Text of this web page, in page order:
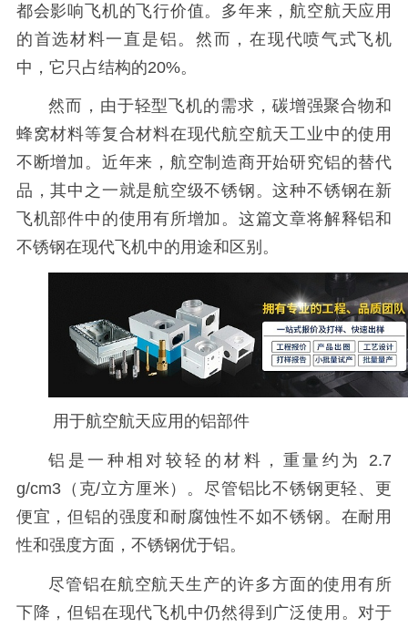
都会影响飞机的飞行价值。多年来，航空航天应用
的首选材料一直是铝。然而，在现代喷气式飞机
中，它只占结构的20%。
然而，由于轻型飞机的需求，碳增强聚合物和
蜂窝材料等复合材料在现代航空航天工业中的使用
不断增加。近年来，航空制造商开始研究铝的替代
品，其中之一就是航空级不锈钢。这种不锈钢在新
飞机部件中的使用有所增加。这篇文章将解释铝和
不锈钢在现代飞机中的用途和区别。
用于航空航天应用的铝部件
铝是一种相对较轻的材料，重量约为 2.7
g/cm3（克/立方厘米）。尽管铝比不锈钢更轻、更
便宜，但铝的强度和耐腐蚀性不如不锈钢。在耐用
性和强度方面，不锈钢优于铝。
尽管铝在航空航天生产的许多方面的使用有所
下降，但铝在现代飞机中仍然得到广泛使用。对于